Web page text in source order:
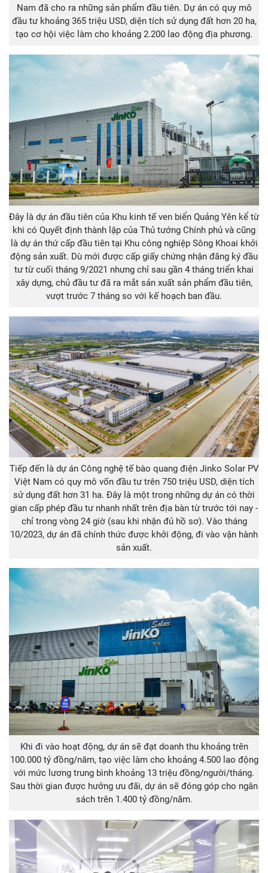
Nam đã cho ra những sản phẩm đầu tiên. Dự án có quy mô
đầu tư khoảng 365 triệu USD, diện tích sử dụng đất hơn 20 ha,
tạo cơ hội việc làm cho khoảng 2.200 lao động địa phương.
Đây là dự án đầu tiên của Khu kinh tế ven biển Quảng Yên kể từ
khi có Quyết định thành lập của Thủ tướng Chính phủ và cũng
là dự án thứ cấp đầu tiên tại Khu công nghiệp Sông Khoai khởi
động sản xuất. Dù mới được cấp giấy chứng nhận đăng ký đầu
tư từ cuối tháng 9/2021 nhưng chỉ sau gần 4 tháng triển khai
xây dựng, chủ đầu tư đã ra mắt sản xuất sản phẩm đầu tiên,
vượt trước 7 tháng so với kế hoạch ban đầu.
Tiếp đến là dự án Công nghệ tế bào quang điện Jinko Solar PV
Việt Nam có quy mô vốn đầu tư trên 750 triệu USD, diện tích
sử dụng đất hơn 31 ha. Đây là một trong những dự án có thời
gian cấp phép đầu tư nhanh nhất trên địa bàn từ trước tới nay -
chỉ trong vòng 24 giờ (sau khi nhận đủ hồ sơ). Vào tháng
10/2023, dự án đã chính thức được khởi động, đi vào vận hành
sản xuất.
Khi đi vào hoạt động, dự án sẽ đạt doanh thu khoảng trên
100.000 tỷ đồng/năm, tạo việc làm cho khoảng 4.500 lao động
với mức lương trung bình khoảng 13 triệu đồng/người/tháng.
Sau thời gian được hưởng ưu đãi, dự án sẽ đóng góp cho ngân
sách trên 1.400 tỷ đồng/năm.